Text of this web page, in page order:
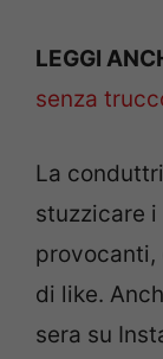
LEGGI
senza
La
stuzzicare
provocanti,
di like.
sera su